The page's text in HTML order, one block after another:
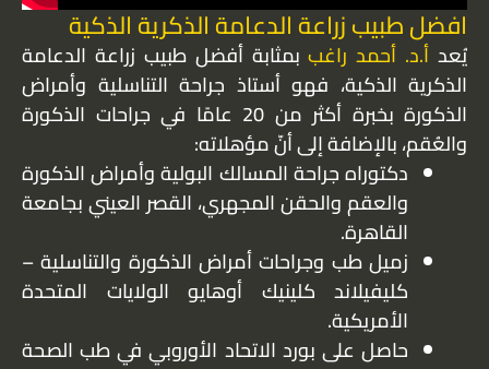
افضل طبيب زراعة الدعامة الذكرية الذكية
يُعد أ.د. أحمد راغببمثابة أفضل طبيب زراعة الدعامة
الذكرية الذكية، فهو أستاذ جراحة التناسلية وأمراض
الذكورة بخبرة أكثر من 20 عامًا في جراحات الذكورة
والعُقم، بالإضافة إلى أنّ مؤهلاته:
دكتوراه جراحة المسالك البولية وأمراض الذكورة
والعقم والحقن المجهري، القصر العيني بجامعة
القاهرة.
زميل طب وجراحات أمراض الذكورة والتناسلية –
كليفيلاند كلينيك أوهايو الولايات المتحدة
الأمريكية.
حاصل على بورد الاتحاد الأوروبي في طب الصحة